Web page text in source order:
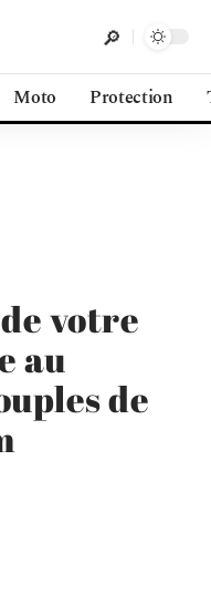
Moto Protection
votre
au
de